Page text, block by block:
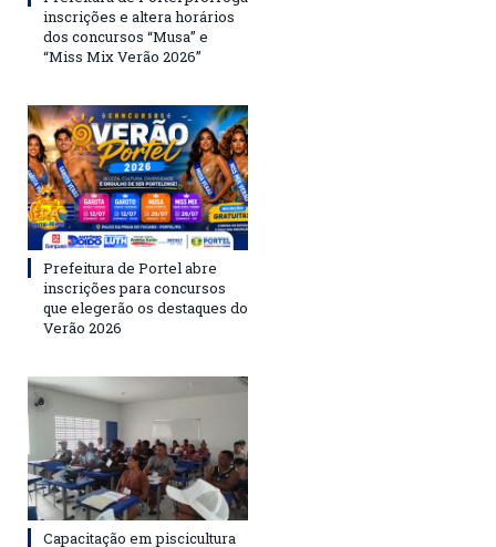
inscrições e altera horários
dos concursos “Musa” e
“Miss Mix Verão 2026”
Prefeitura de Portel abre
inscrições para concursos
que elegerão os destaques do
Verão 2026
Capacitação em piscicultura